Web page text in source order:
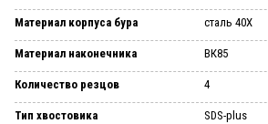
Материал корпуса бура сталь 40Х
Материал наконечника ВК85
Количество резцов 4
Тип хвостовика SDS-plus